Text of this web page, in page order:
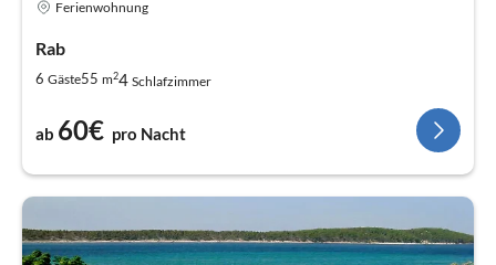
Ferienwohnung
Rab
6 Gäste55 m24 Schlafzimmer
ab 60€ pro Nacht